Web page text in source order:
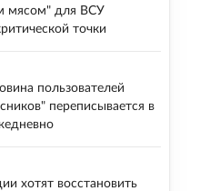
мясом" для ВСУ
точки
пользователей
переписывается в
хотят восстановить